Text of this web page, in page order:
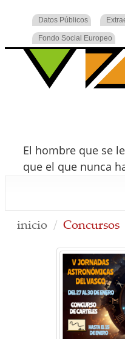
Datos Públicos
Fondo Social Europeo
El hombre que se
que el que nunca
inicio Concursos